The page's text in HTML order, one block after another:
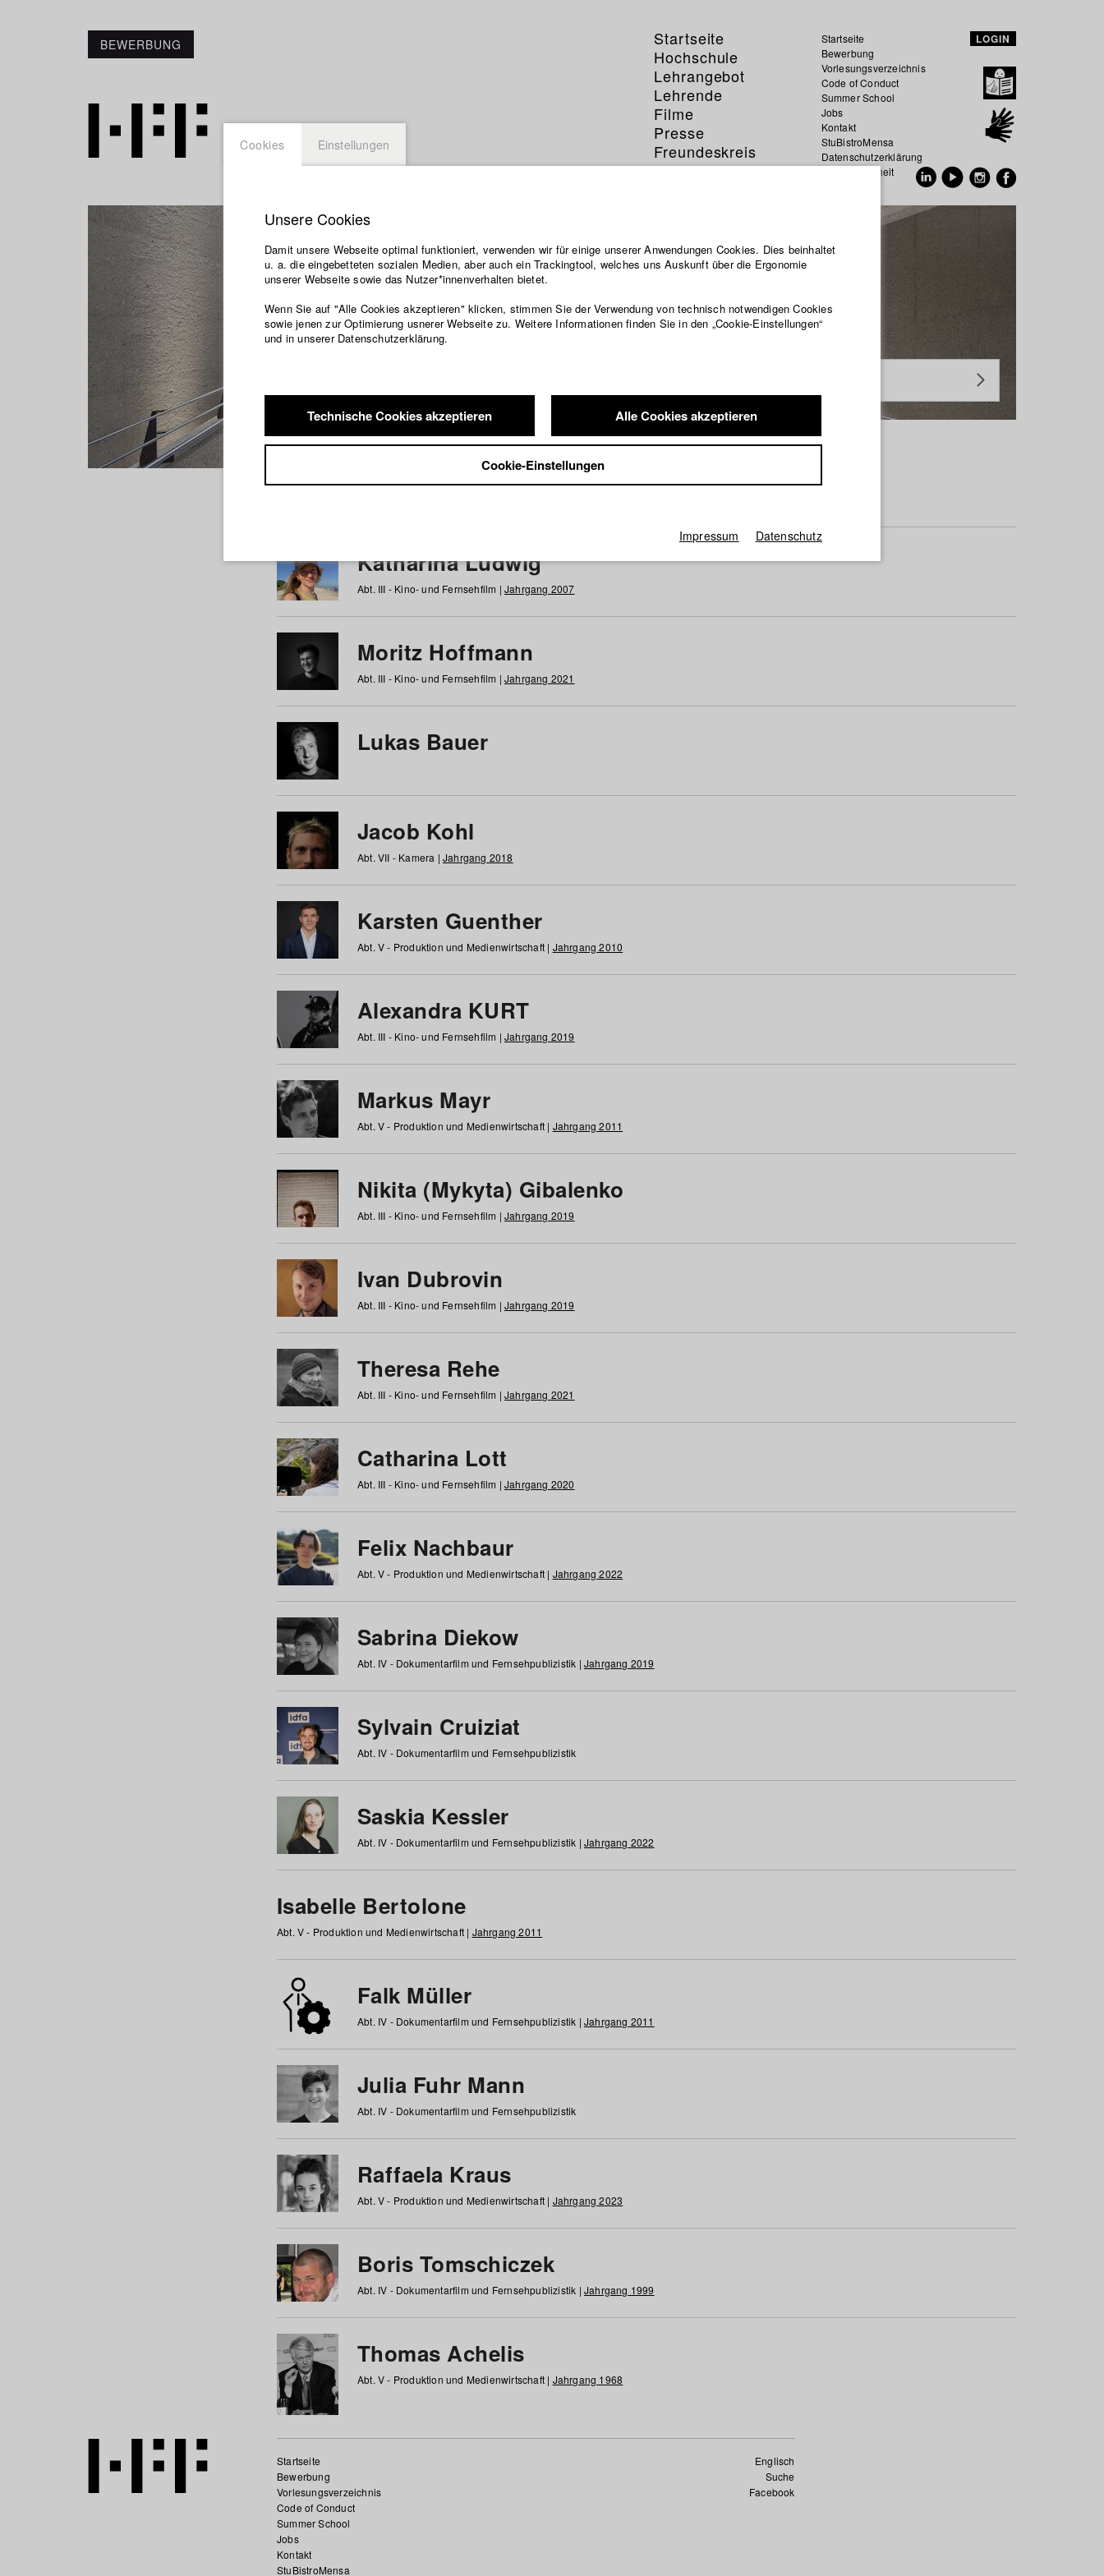
BEWERBUNG
Startseite
Hochschule
Lehrangebot
Lehrende
Filme
Presse
Freundeskreis
Service
Startseite
Bewerbung
Vorlesungsverzeichnis
Code of Conduct
Summer School
Jobs
Kontakt
StuBistroMensa
Datenschutzerklärung
Datensicherheit
LOGIN
Studierende / Alumni
a b c d e f g h i j k l m n o p q r s t u v w x y z Alle
Katharina Ludwig
Abt. III - Kino- und Fernsehfilm | Jahrgang 2007
Moritz Hoffmann
Abt. III - Kino- und Fernsehfilm | Jahrgang 2021
Lukas Bauer
Jacob Kohl
Abt. VII - Kamera | Jahrgang 2018
Karsten Guenther
Abt. V - Produktion und Medienwirtschaft | Jahrgang 2010
Alexandra KURT
Abt. III - Kino- und Fernsehfilm | Jahrgang 2019
Markus Mayr
Abt. V - Produktion und Medienwirtschaft | Jahrgang 2011
Nikita (Mykyta) Gibalenko
Abt. III - Kino- und Fernsehfilm | Jahrgang 2019
Ivan Dubrovin
Abt. III - Kino- und Fernsehfilm | Jahrgang 2019
Theresa Rehe
Abt. III - Kino- und Fernsehfilm | Jahrgang 2021
Catharina Lott
Abt. III - Kino- und Fernsehfilm | Jahrgang 2020
Felix Nachbaur
Abt. V - Produktion und Medienwirtschaft | Jahrgang 2022
Sabrina Diekow
Abt. IV - Dokumentarfilm und Fernsehpublizistik | Jahrgang 2019
Sylvain Cruiziat
Abt. IV - Dokumentarfilm und Fernsehpublizistik
Saskia Kessler
Abt. IV - Dokumentarfilm und Fernsehpublizistik | Jahrgang 2022
Isabelle Bertolone
Abt. V - Produktion und Medienwirtschaft | Jahrgang 2011
Falk Müller
Abt. IV - Dokumentarfilm und Fernsehpublizistik | Jahrgang 2011
Julia Fuhr Mann
Abt. IV - Dokumentarfilm und Fernsehpublizistik
Raffaela Kraus
Abt. V - Produktion und Medienwirtschaft | Jahrgang 2023
Boris Tomschiczek
Abt. IV - Dokumentarfilm und Fernsehpublizistik | Jahrgang 1999
Thomas Achelis
Abt. V - Produktion und Medienwirtschaft | Jahrgang 1968
Englisch
Suche
Facebook
Startseite
Bewerbung
Vorlesungsverzeichnis
Code of Conduct
Summer School
Jobs
Kontakt
StuBistroMensa
Cookies Einstellungen
Unsere Cookies
Damit unsere Webseite optimal funktioniert, verwenden wir für einige unserer Anwendungen Cookies. Dies beinhaltet
u. a. die eingebetteten sozialen Medien, aber auch ein Trackingtool, welches uns Auskunft über die Ergonomie
unserer Webseite sowie das Nutzer*innenverhalten bietet.
Wenn Sie auf "Alle Cookies akzeptieren" klicken, stimmen Sie der Verwendung von technisch notwendigen Cookies
sowie jenen zur Optimierung usnerer Webseite zu. Weitere Informationen finden Sie in den „Cookie-Einstellungen“
und in unserer Datenschutzerklärung.
Technische Cookies akzeptieren Alle Cookies akzeptieren
Cookie-Einstellungen
Impressum Datenschutz